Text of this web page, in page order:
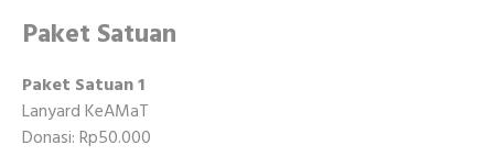
Paket Satuan
Paket Satuan 1
Lanyard KeAMaT
Donasi: Rp50.000